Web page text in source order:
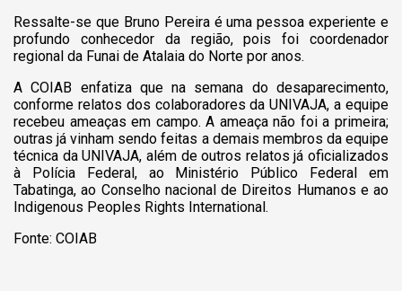
Ressalte-se que Bruno Pereira é uma pessoa experiente e
profundo conhecedor da região, pois foi coordenador
regional da Funai de Atalaia do Norte por anos.
A COIAB enfatiza que na semana do desaparecimento,
conforme relatos dos colaboradores da UNIVAJA, a equipe
recebeu ameaças em campo. A ameaça não foi a primeira;
outras já vinham sendo feitas a demais membros da equipe
técnica da UNIVAJA, além de outros relatos já oficializados
à Polícia Federal, ao Ministério Público Federal em
Tabatinga, ao Conselho nacional de Direitos Humanos e ao
Indigenous Peoples Rights International.
Fonte: COIAB